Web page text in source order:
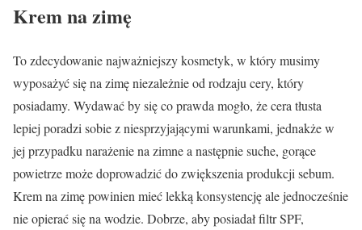
Krem na zimę
To zdecydowanie najważniejszy kosmetyk, w który musimy
wyposażyć się na zimę niezależnie od rodzaju cery, który
posiadamy. Wydawać by się co prawda mogło, że cera tłusta
lepiej poradzi sobie z niesprzyjającymi warunkami, jednakże w
jej przypadku narażenie na zimne a następnie suche, gorące
powietrze może doprowadzić do zwiększenia produkcji sebum.
Krem na zimę powinien mieć lekką konsystencję ale jednocześnie
nie opierać się na wodzie. Dobrze, aby posiadał filtr SPF,